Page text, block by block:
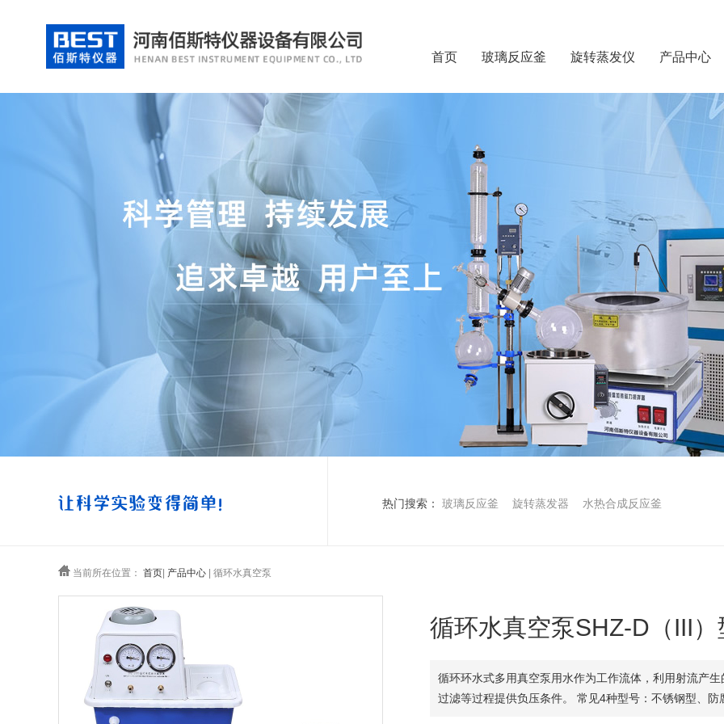
首页 玻璃反应釜 旋转蒸发仪 产品中心
热门搜索： 玻璃反应釜 旋转蒸发器 水热合成反应釜
当前所在位置： 首页 产品中心 | 循环水真空泵
循环水真空泵SHZ-D（III）
循环环水式多用真空泵用水作为工作流体，利用射流产
过滤等过程提供负压条件。 常见4种型号：不锈钢型、